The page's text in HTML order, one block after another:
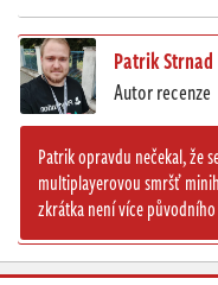
Patrik Strnad
Autor recenze
Patrik opravdu nečekal, že
multiplayerovou smršť
zkrátka není více